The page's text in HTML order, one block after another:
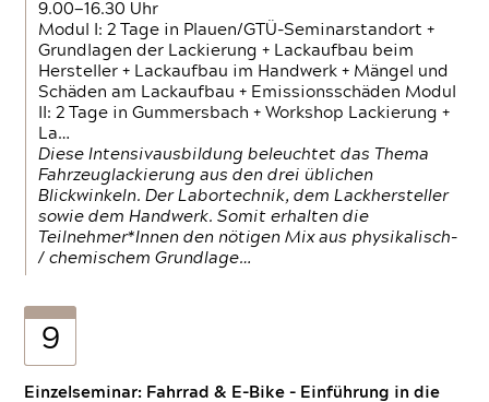
9.00—16.30 Uhr
Modul I: 2 Tage in Plauen/GTÜ-Seminarstandort +
Grundlagen der Lackierung + Lackaufbau beim
Hersteller + Lackaufbau im Handwerk + Mängel und
Schäden am Lackaufbau + Emissionsschäden Modul
II: 2 Tage in Gummersbach + Workshop Lackierung +
La…
Diese Intensivausbildung beleuchtet das Thema
Fahrzeuglackierung aus den drei üblichen
Blickwinkeln. Der Labortechnik, dem Lackhersteller
sowie dem Handwerk. Somit erhalten die
Teilnehmer*Innen den nötigen Mix aus physikalisch-
/ chemischem Grundlage…
9
Einzelseminar: Fahrrad & E-Bike - Einführung in die